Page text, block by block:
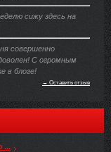
сижу здесь на
совершенно
С огромным
в блоге!
→ Оставить отзыв
...